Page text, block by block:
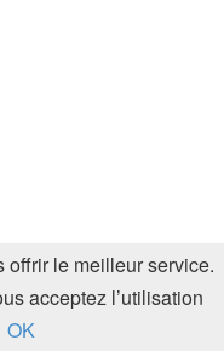
le meilleur service.
acceptez l’utilisation
OK